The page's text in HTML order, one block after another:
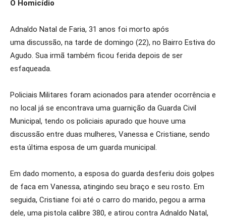
O Homicídio
Adnaldo Natal de Faria, 31 anos foi morto após
uma discussão, na tarde de domingo (22), no Bairro Estiva do
Agudo. Sua irmã também ficou ferida depois de ser
esfaqueada.
Policiais Militares foram acionados para atender ocorrência e
no local já se encontrava uma guarnição da Guarda Civil
Municipal, tendo os policiais apurado que houve uma
discussão entre duas mulheres, Vanessa e Cristiane, sendo
esta última esposa de um guarda municipal.
Em dado momento, a esposa do guarda desferiu dois golpes
de faca em Vanessa, atingindo seu braço e seu rosto. Em
seguida, Cristiane foi até o carro do marido, pegou a arma
dele, uma pistola calibre 380, e atirou contra Adnaldo Natal,